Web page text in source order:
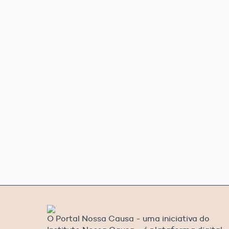
O Portal Nossa Causa - uma iniciativa do